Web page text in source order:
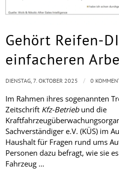
Gehört Reifen-
einfacheren
Im Rahmen ihres sogenannten
Zeitschrift Kfz-Betriebund die
Sachverständiger e.V. (KÜS) im
Haushalt für Fragen rund ums
Personen dazu befragt, wie sie
Fahrzeug …
DIENSTAG, 7. OKTOBER 2025 / 0